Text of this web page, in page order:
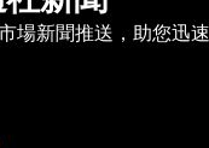
場新聞推送，助您迅